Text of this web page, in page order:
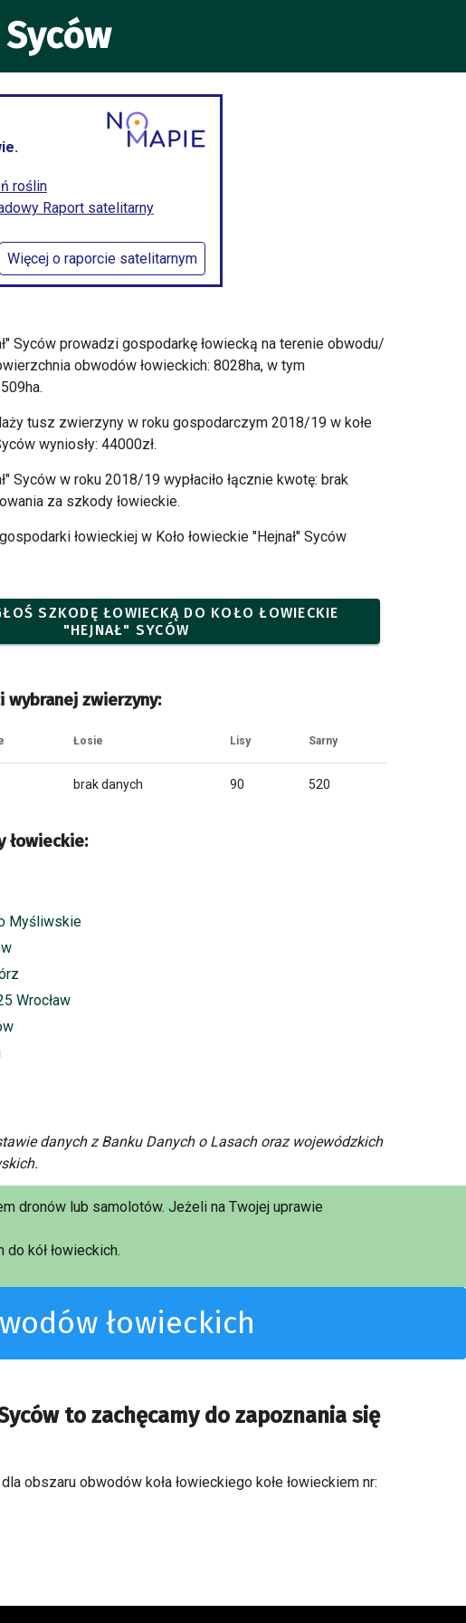
roślin
Raport satelitarny
Więcej o raporcie satelitarnym
Syców prowadzi gospodarkę łowiecką na terenie obwodu/
obwodów łowieckich: 8028ha, w tym
tusz zwierzyny w roku gospodarczym 2018/19 w kołe
wyniosły: 44000zł.
Syców w roku 2018/19 wypłaciło łącznie kwotę: brak
za szkody łowieckie.
łowieckiej w Koło łowieckie "Hejnał" Syców
SZKODĘ ŁOWIECKĄ DO KOŁO ŁOWIECKIE
"HEJNAŁ" SYCÓW
wybranej zwierzyny:
Łosie Lisy Sarny
brak danych 90 520
łowieckie:
Myśliwskie
Wrocław
danych z Banku Danych o Lasach oraz wojewódzkich
dronów lub samolotów. Jeżeli na Twojej uprawie
kół łowieckich.
łowieckich
to zachęcamy do zapoznania się
obszaru obwodów koła łowieckiego kołe łowieckiem nr: